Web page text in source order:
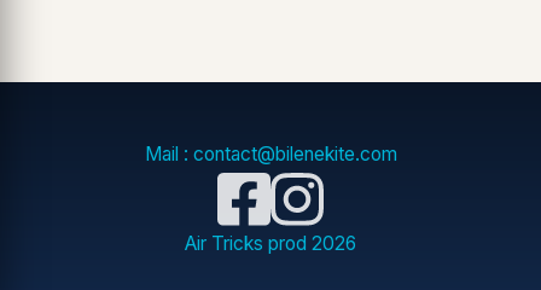
Mail : contact@bilenekite.com
Air Tricks prod 2026